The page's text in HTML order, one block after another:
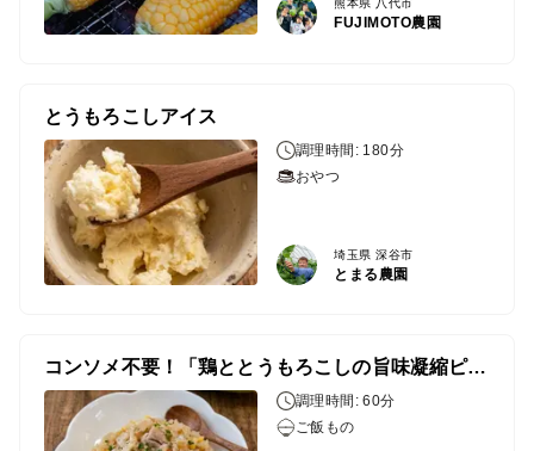
熊本県 八代市
FUJIMOTO農園
とうもろこしアイス
調理時間: 180分
おやつ
埼玉県 深谷市
とまる農園
コンソメ不要！「鶏ととうもろこしの旨味凝縮ピラフ」
調理時間: 60分
ご飯もの